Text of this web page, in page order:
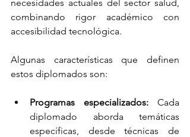
necesidades actuales del sector salud,
combinando rigor académico con
accesibilidad tecnológica.
Algunas características que definen
estos diplomados son:
Programas especializados: Cada
diplomado aborda temáticas
específicas, desde técnicas de